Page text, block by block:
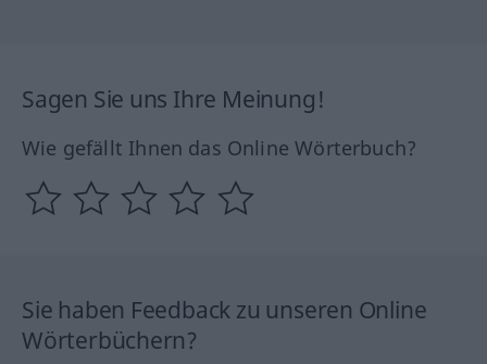
Sagen Sie uns Ihre Meinung!
Wie gefällt Ihnen das Online Wörterbuch?
Sie haben Feedback zu unseren Online
Wörterbüchern?